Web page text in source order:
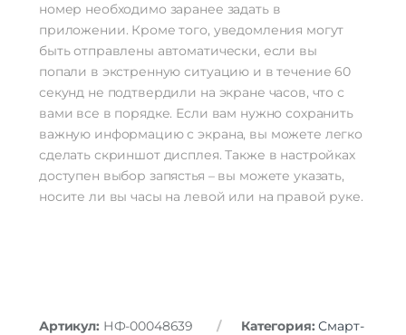
номер необходимо заранее задать в
приложении. Кроме того, уведомления могут
быть отправлены автоматически, если вы
попали в экстренную ситуацию и в течение 60
секунд не подтвердили на экране часов, что с
вами все в порядке. Если вам нужно сохранить
важную информацию с экрана, вы можете легко
сделать скриншот дисплея. Также в настройках
доступен выбор запястья – вы можете указать,
носите ли вы часы на левой или на правой руке.
Артикул: НФ-00048639 Категория:Смарт-